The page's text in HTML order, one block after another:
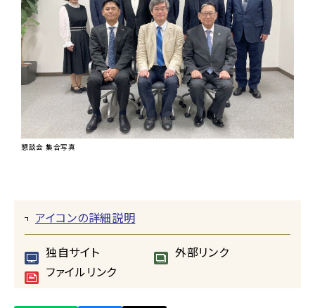
懇談会 集合写真
アイコンの詳細説明
独自サイト
外部リンク
ファイルリンク